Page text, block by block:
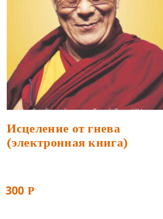
Исцеление от гнева
(электронная книга)
300 Р